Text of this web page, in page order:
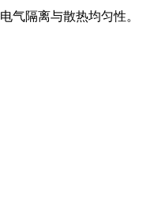
气隔离与散热均匀性。